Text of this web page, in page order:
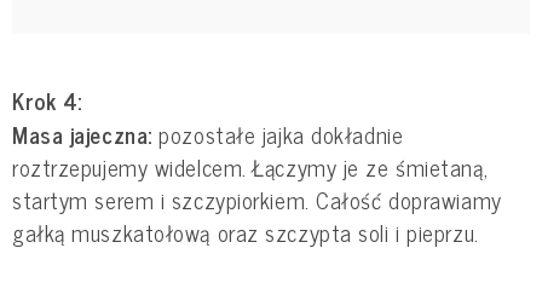
Krok 4:
Masa jajeczna: pozostałe jajka dokładnie
roztrzepujemy widelcem. Łączymy je ze śmietaną,
startym serem i szczypiorkiem. Całość doprawiamy
gałką muszkatołową oraz szczypta soli i pieprzu.